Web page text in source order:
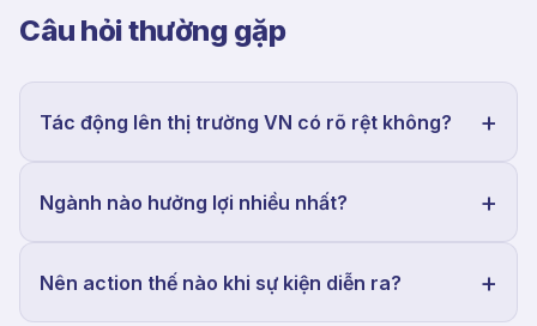
Câu hỏi thường gặp
Tác động lên thị trường VN có rõ rệt không?
Ngành nào hưởng lợi nhiều nhất?
Nên action thế nào khi sự kiện diễn ra?